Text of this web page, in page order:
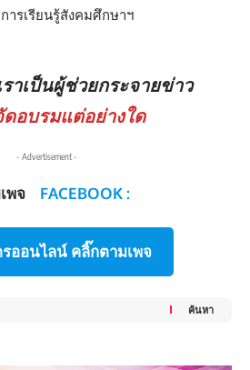
รเรียนรู้สังคมศึกษาฯ
าเป็นผู้ช่วยกระจายข่าว
อบรมแต่อย่างใด
- Advertisement -
พจ FACEBOOK :
ออนไลน์ คลิ๊กตามเพจ
ค้นหา